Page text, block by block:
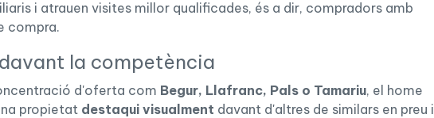
i atrauen visites millor qualificades, és a dir, compradors amb
compra.
la competència
d'oferta com Begur, Llafranc, Pals o Tamariu, el home
propietat destaqui visualment davant d'altres de similars en preu i